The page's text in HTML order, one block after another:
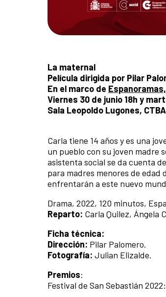
La maternal
Película dirigida por Pilar
En el marco de
Viernes 30 de junio 18h y
Sala Leopoldo Lugones,
Carla tiene 14 años y es una
un pueblo con su joven madre
asistenta social se da cuenta
para madres menores de edad
enfrentarán a este nuevo
Drama, 2022, 120 minutos,
Reparto: Carla Quilez, Ángela
Ficha técnica:
Dirección: Pilar Palomero.
Fotografía: Julian Elizalde.
Premios:
Festival de San Sebastián